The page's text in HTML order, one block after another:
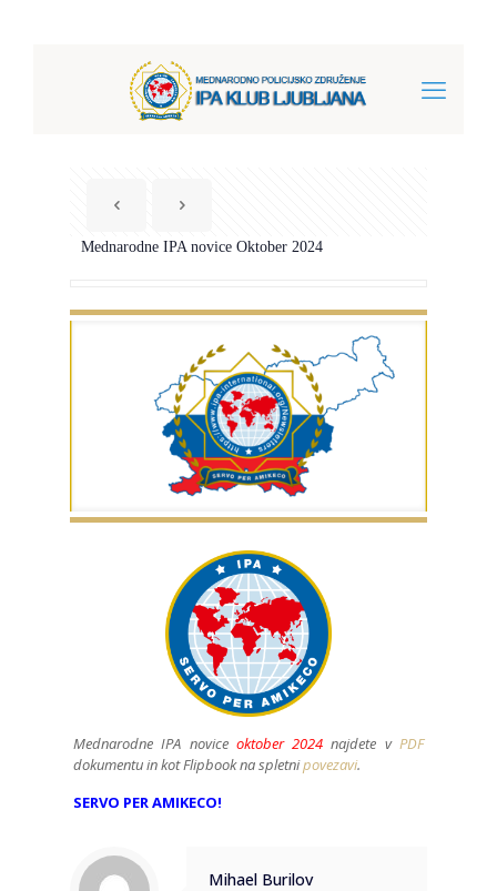
Mednarodne IPA novice Oktober 2024
Mednarodne IPA novice oktober 2024 najdete v PDF
dokumentu in kot Flipbook na spletnipovezavi.
SERVO PER AMIKECO!
Mihael Burilov